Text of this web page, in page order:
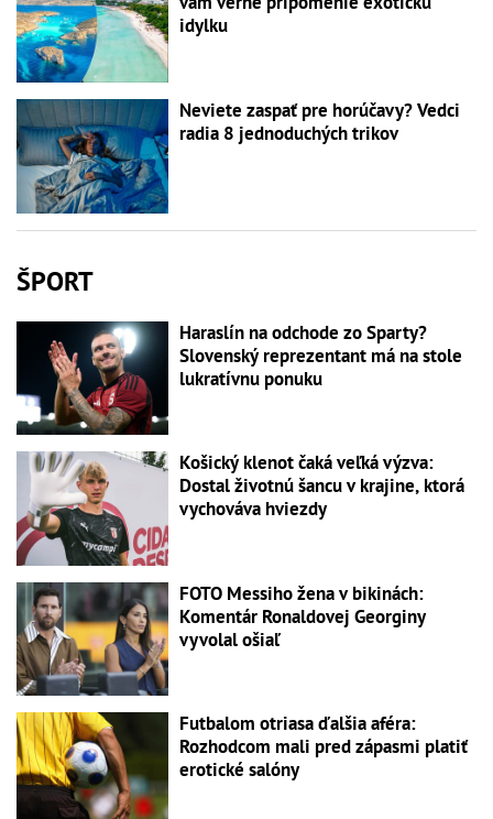
idylku
Neviete zaspať pre horúčavy? Vedci
radia 8 jednoduchých trikov
ŠPORT
Haraslín na odchode zo Sparty?
Slovenský reprezentant má na stole
lukratívnu ponuku
Košický klenot čaká veľká výzva:
Dostal životnú šancu v krajine, ktorá
vychováva hviezdy
FOTO Messiho žena v bikinách:
Komentár Ronaldovej Georginy
vyvolal ošiaľ
Futbalom otriasa ďalšia aféra:
Rozhodcom mali pred zápasmi platiť
erotické salóny